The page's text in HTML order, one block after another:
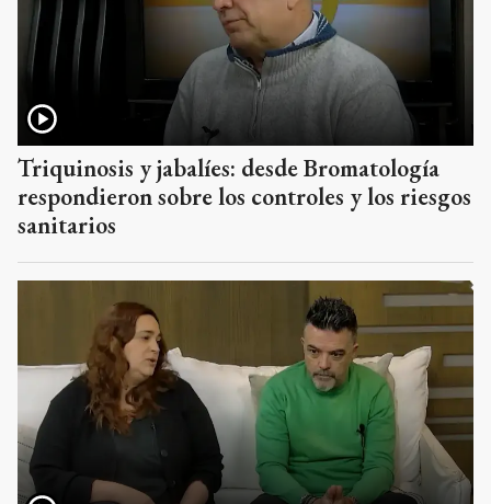
Triquinosis y jabalíes: desde Bromatología
respondieron sobre los controles y los riesgos
sanitarios